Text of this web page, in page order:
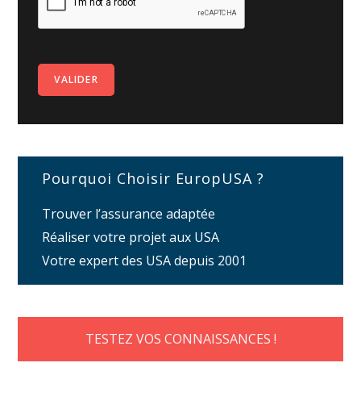
Pourquoi Choisir EuropUSA ?
Trouver l’assurance adaptée
Réaliser votre projet aux USA
Votre expert des USA depuis 2001
TESTEZ VOS CONNAISSANCES !